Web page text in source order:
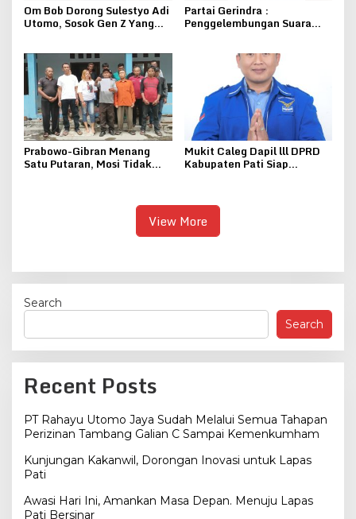
Om Bob Dorong Sulestyo Adi
Utomo, Sosok Gen Z Yang
Siap Maju di Pilkada Pati
Partai Gerindra :
Penggelembungan Suara
Salah Satu Caleg DPRD
Prabowo-Gibran Menang
Satu Putaran, Mosi Tidak
Mukit Caleg Dapil lll DPRD
Kabupaten Pati Siap
Menjadi Lebih Baik
View More
Search
Search
Recent Posts
PT Rahayu Utomo Jaya Sudah Melalui Semua Tahapan
Perizinan Tambang Galian C Sampai Kemenkumham
Kunjungan Kakanwil, Dorongan Inovasi untuk Lapas
Pati
Awasi Hari Ini, Amankan Masa Depan. Menuju Lapas
Pati Bersinar